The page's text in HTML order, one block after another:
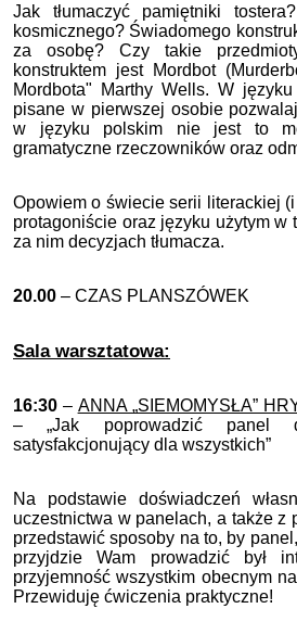
Jak tłumaczyć pamiętniki
kosmicznego? Świadomego
za osobę? Czy takie
konstruktem jest Mordbot
Mordbota" Marthy Wells. W
pisane w pierwszej osobie
w języku polskim nie jest to
gramatyczne rzeczowników oraz
Opowiem o świecie serii literackiej
protagoniście oraz języku użytym w
za nim decyzjach tłumacza.
20.00 – CZAS PLANSZÓWEK
Sala warsztatowa:
16:30 – ANNA „SIEMOMYSŁA”
– „Jak poprowadzić panel
satysfakcjonujący dla wszystkich”
Na podstawie doświadczeń
uczestnictwa w panelach, a także z
przedstawić sposoby na to, by
przyjdzie Wam prowadzić był
przyjemność wszystkim obecnym
Przewiduję ćwiczenia praktyczne!